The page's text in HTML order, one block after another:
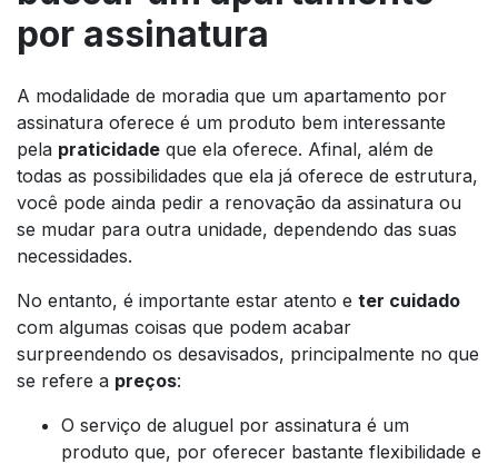
por assinatura
A modalidade de moradia que um apartamento por
assinatura oferece é um produto bem interessante
pela praticidade que ela oferece. Afinal, além de
todas as possibilidades que ela já oferece de estrutura,
você pode ainda pedir a renovação da assinatura ou
se mudar para outra unidade, dependendo das suas
necessidades.
No entanto, é importante estar atento e ter cuidado
com algumas coisas que podem acabar
surpreendendo os desavisados, principalmente no que
se refere a preços:
O serviço de aluguel por assinatura é um
produto que, por oferecer bastante flexibilidade e